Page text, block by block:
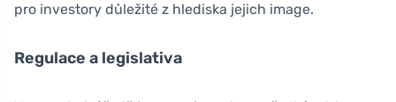
pro investory důležité z hlediska jejich image.
Regulace a legislativa